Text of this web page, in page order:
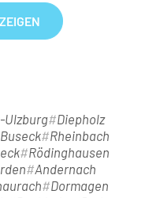
Ulzburg Diepholz
Buseck Rheinbach
Rödinghausen
Andernach
Dormagen